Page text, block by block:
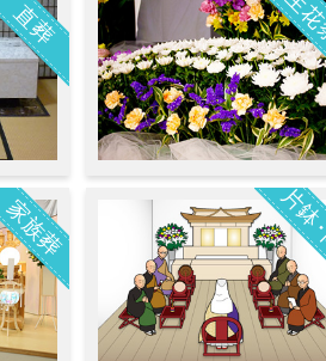
直葬 生
家族葬 片